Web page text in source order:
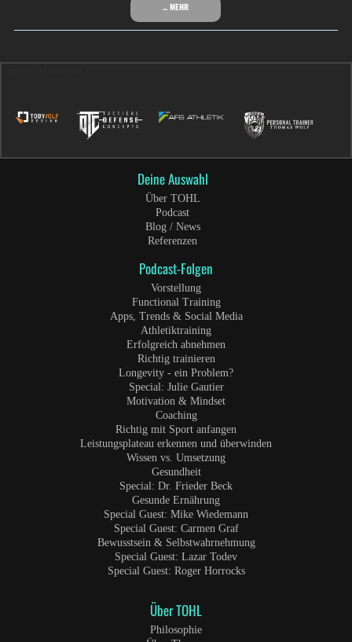
... MEHR
Deine Auswahl
Über TOHL
Podcast
Blog / News
Referenzen
Podcast-Folgen
Vorstellung
Functional Training
Apps, Trends & Social Media
Athletiktraining
Erfolgreich abnehmen
Richtig trainieren
Longevity - ein Problem?
Special: Julie Gautier
Motivation & Mindset
Coaching
Richtig mit Sport anfangen
Leistungsplateau erkennen und überwinden
Wissen vs. Umsetzung
Gesundheit
Special: Dr. Frieder Beck
Gesunde Ernährung
Special Guest: Mike Wiedemann
Special Guest: Carmen Graf
Bewusstsein & Selbstwahrnehmung
Special Guest: Lazar Todev
Special Guest: Roger Horrocks
Über TOHL
Philosophie